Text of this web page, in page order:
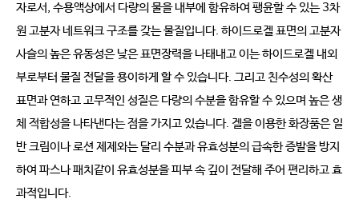
자로서, 수용액상에서 다량의 물을 내부에 함유하여 팽윤할 수 있는 3차
원 고분자 네트워크 구조를 갖는 물질입니다. 하이드로겔 표면의 고분자
사슬의 높은 유동성은 낮은 표면장력을 나태내고 이는 하이드로겔 내외
부로부터 물질 전달을 용이하게 할 수 있습니다. 그리고 친수성의 확산
표면과 연하고 고무적인 성질은 다량의 수분을 함유할 수 있으며 높은 생
체 적합성을 나타낸다는 점을 가지고 있습니다. 겔을 이용한 화장품은 일
반 크림이나 로션 제제와는 달리 수분과 유효성분의 급속한 증발을 방지
하여 파스나 패치같이 유효성분을 피부 속 깊이 전달해 주어 편리하고 효
과적입니다.